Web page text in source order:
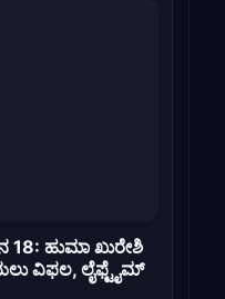
ಹುಮಾ ಖುರೇಶಿ
ವಿಫಲ, ಲೈಫ್ಟೈಮ್